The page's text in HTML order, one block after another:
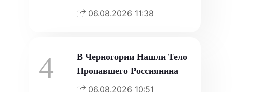
06.08.2026 11:38
4
В Черногории Нашли Тело
Пропавшего Россиянина
06.08.2026 10:51